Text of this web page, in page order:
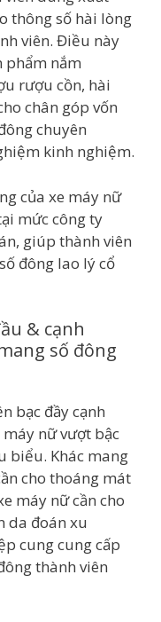
thông số hài lòng
viên. Điều này
phẩm nắm
rượu cồn, hài
chân góp vốn
chuyên
kinh nghiệm.
của xe máy nữ
mức công ty
giúp thành viên
đông lao lý cổ
& cạnh
số đông
bạc đầy cạnh
nữ vượt bậc
biểu. Khác mang
cho thoáng mát
máy nữ cần cho
da đoán xu
cung cung cấp
thành viên